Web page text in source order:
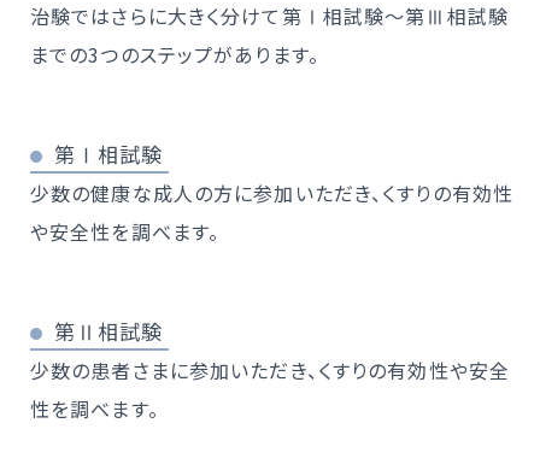
治験ではさらに大きく分けて第Ⅰ相試験～第Ⅲ相試験
までの3つのステップがあります。
第Ⅰ相試験
少数の健康な成人の方に参加いただき、くすりの有効性
や安全性を調べます。
第Ⅱ相試験
少数の患者さまに参加いただき、くすりの有効性や安全
性を調べます。